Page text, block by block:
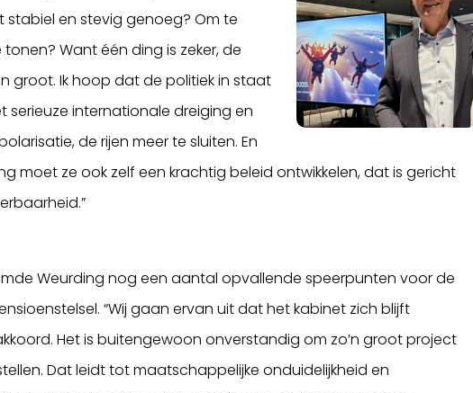
stabiel en stevig genoeg? Om te
Want één ding is zeker, de
groot. Ik hoop dat de politiek in staat
serieuze internationale dreiging en
de rijen meer te sluiten. En
moet ze ook zelf een krachtig beleid ontwikkelen, dat is gericht
Weurding nog een aantal opvallende speerpunten voor de
“Wij gaan ervan uit dat het kabinet zich blijft
Het is buitengewoon onverstandig om zo’n groot project
Dat leidt tot maatschappelijke onduidelijkheid en